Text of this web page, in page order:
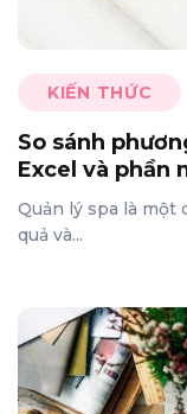
KIẾN THỨC
So sánh
Excel và phần
Quản lý spa là một
quả và...